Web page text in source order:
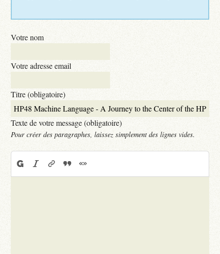
Votre nom
Votre adresse email
Titre (obligatoire)
Texte de votre message (obligatoire)
Pour créer des paragraphes, laissez simplement des lignes vides.